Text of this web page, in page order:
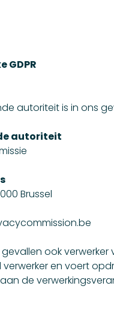
GDPR
autoriteit is in ons
autoriteit
Brussel
ook
verwerker en voert
de